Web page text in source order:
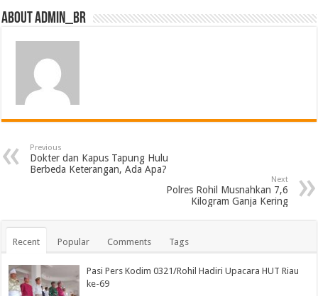
About admin_br
Previous
Dokter dan Kapus Tapung Hulu
Berbeda Keterangan, Ada Apa?
Next
Polres Rohil Musnahkan 7,6
Kilogram Ganja Kering
Recent Popular Comments Tags
Pasi Pers Kodim 0321/Rohil Hadiri Upacara HUT Riau
ke-69